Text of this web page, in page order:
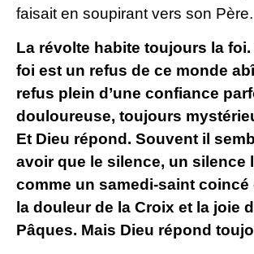
faisait en soupirant vers son Père.
La révolte habite toujours la foi.
foi est un refus de ce monde
refus plein d’une confiance
douloureuse, toujours
Et Dieu répond. Souvent il
avoir que le silence, un silence
comme un samedi-saint coincé
la douleur de la Croix et la joie
Pâques. Mais Dieu répond